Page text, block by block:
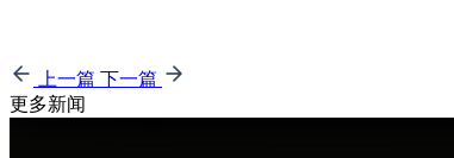
上一篇 下一篇
更多新闻